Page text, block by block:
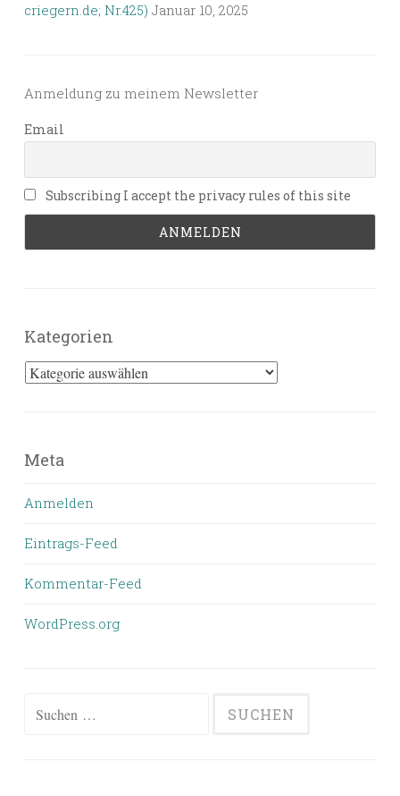
criegern.de; Nr.425) Januar 10, 2025
Anmeldung zu meinem Newsletter
Email
Subscribing I accept the privacy rules of this site
Kategorien
Kategorien
Meta
Anmelden
Eintrags-Feed
Kommentar-Feed
WordPress.org
Suchen